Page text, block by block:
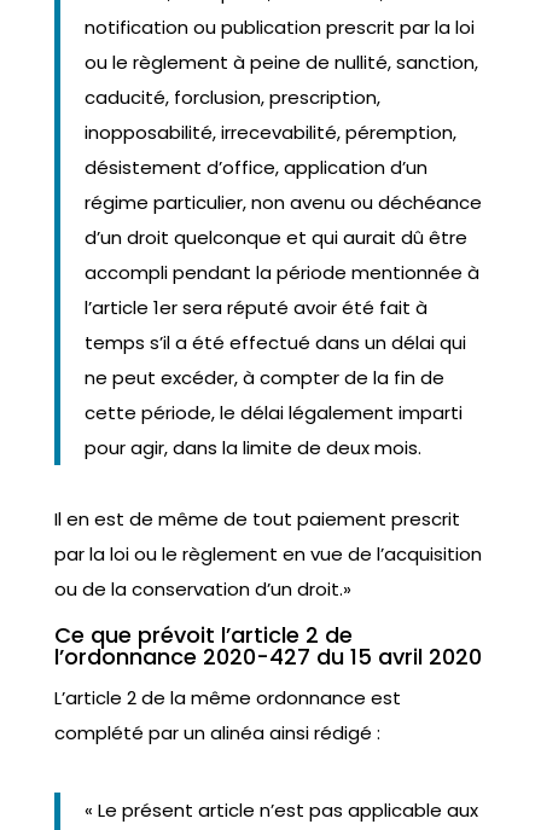
notification ou publication prescrit par la loi
ou le règlement à peine de nullité, sanction,
caducité, forclusion, prescription,
inopposabilité, irrecevabilité, péremption,
désistement d’office, application d’un
régime particulier, non avenu ou déchéance
d’un droit quelconque et qui aurait dû être
accompli pendant la période mentionnée à
l’article 1er sera réputé avoir été fait à
temps s’il a été effectué dans un délai qui
ne peut excéder, à compter de la fin de
cette période, le délai légalement imparti
pour agir, dans la limite de deux mois.
Il en est de même de tout paiement prescrit
par la loi ou le règlement en vue de l’acquisition
ou de la conservation d’un droit.»
Ce que prévoit l’article 2 de
l’ordonnance 2020-427 du 15 avril 2020
L’article 2 de la même ordonnance est
complété par un alinéa ainsi rédigé :
« Le présent article n’est pas applicable aux